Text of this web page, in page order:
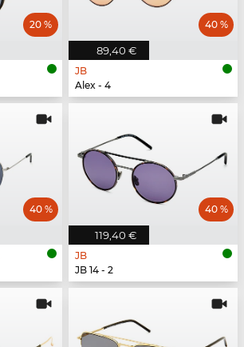
20 %
89,40 €
40 %
JB
Alex - 4
40 %
119,40 €
40 %
JB
JB 14 - 2